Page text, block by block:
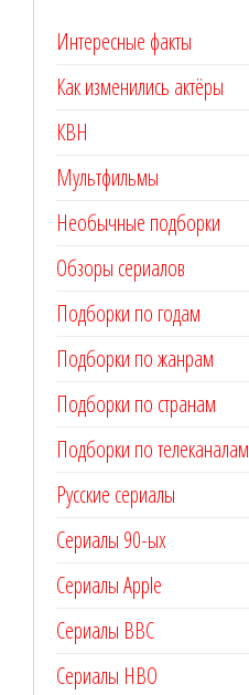
Интересные факты
Как изменились актёры
КВН
Мультфильмы
Необычные подборки
Обзоры сериалов
Подборки по годам
Подборки по жанрам
Подборки по странам
Подборки по телеканалам
Русские сериалы
Сериалы 90-ых
Сериалы Apple
Сериалы BBC
Сериалы HBO